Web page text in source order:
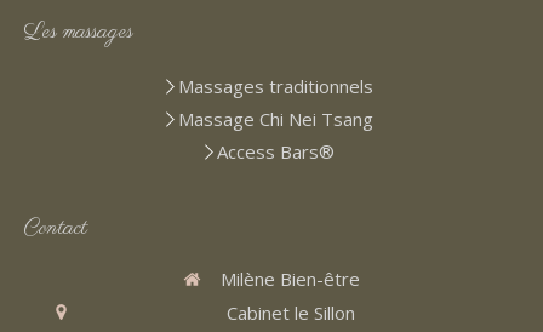
Les massages
Massages traditionnels
Massage Chi Nei Tsang
Access Bars®
Contact
Milène Bien-être
Cabinet le Sillon